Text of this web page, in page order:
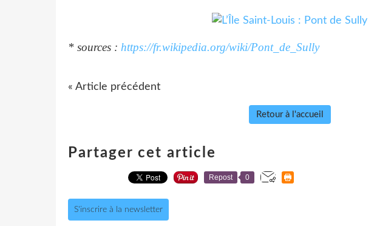
* sources : https://fr.wikipedia.org/wiki/Pont_de_Sully
« Article précédent
Retour à l'accueil
Partager cet article
Repost 0
S'inscrire à la newsletter